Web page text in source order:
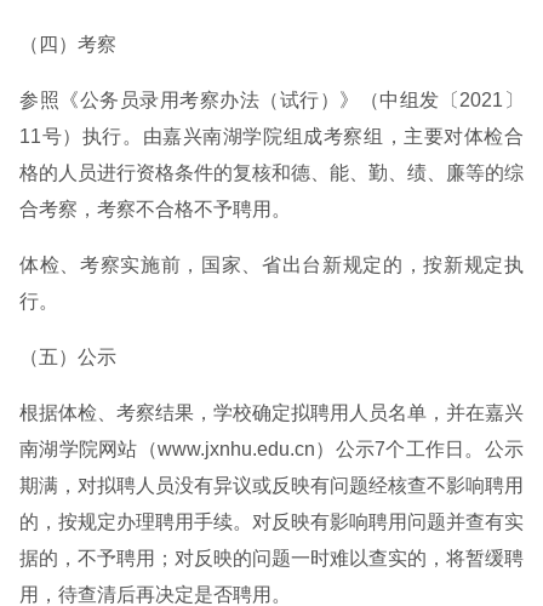
（四）考察
参照《公务员录用考察办法（试行）》（中组发〔2021〕
11号）执行。由嘉兴南湖学院组成考察组，主要对体检合
格的人员进行资格条件的复核和德、能、勤、绩、廉等的综
合考察，考察不合格不予聘用。
体检、考察实施前，国家、省出台新规定的，按新规定执
行。
（五）公示
根据体检、考察结果，学校确定拟聘用人员名单，并在嘉兴
南湖学院网站（www.jxnhu.edu.cn）公示7个工作日。公示
期满，对拟聘人员没有异议或反映有问题经核查不影响聘用
的，按规定办理聘用手续。对反映有影响聘用问题并查有实
据的，不予聘用；对反映的问题一时难以查实的，将暂缓聘
用，待查清后再决定是否聘用。